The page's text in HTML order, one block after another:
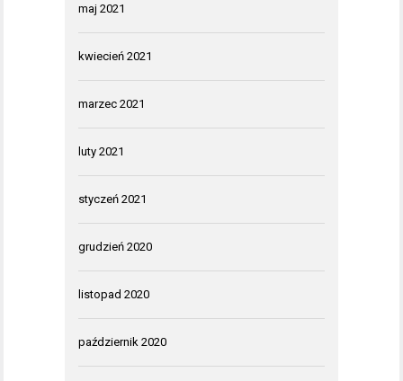
maj 2021
kwiecień 2021
marzec 2021
luty 2021
styczeń 2021
grudzień 2020
listopad 2020
październik 2020